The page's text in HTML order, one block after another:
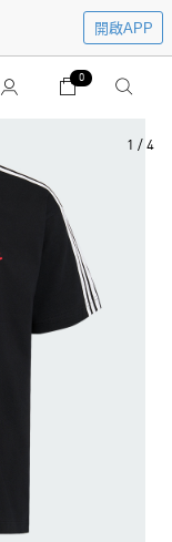
開啟APP
0
1 / 4